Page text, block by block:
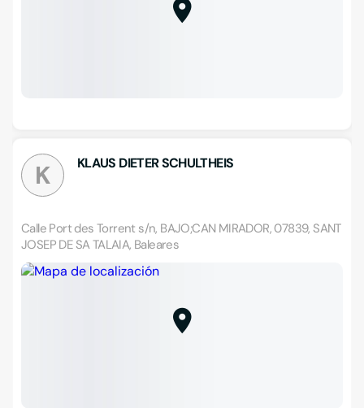
K KLAUS DIETER SCHULTHEIS
Calle Port des Torrent s/n, BAJO;CAN MIRADOR, 07839, SANT
JOSEP DE SA TALAIA, Baleares